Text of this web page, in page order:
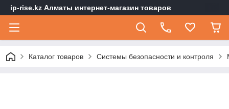
ip-rise.kz Алматы интернет-магазин товаров
Каталог товаров Системы безопасности и контроля